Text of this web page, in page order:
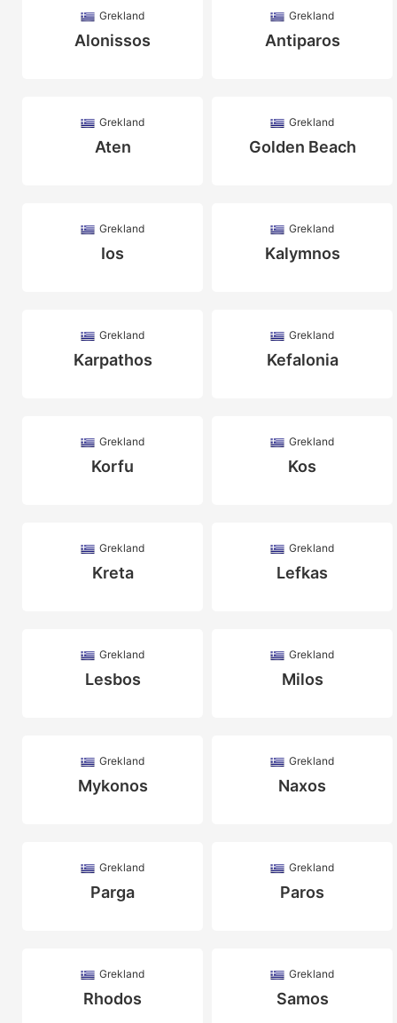
Grekland
Alonissos
Grekland
Antiparos
Grekland
Aten
Grekland
Golden Beach
Grekland
Ios
Grekland
Kalymnos
Grekland
Karpathos
Grekland
Kefalonia
Grekland
Korfu
Grekland
Kos
Grekland
Kreta
Grekland
Lefkas
Grekland
Lesbos
Grekland
Milos
Grekland
Mykonos
Grekland
Naxos
Grekland
Parga
Grekland
Paros
Grekland
Rhodos
Grekland
Samos